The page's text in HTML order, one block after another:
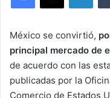
México se convirtió,
principal mercado de
de acuerdo con las
publicadas por la
Comercio de Estados